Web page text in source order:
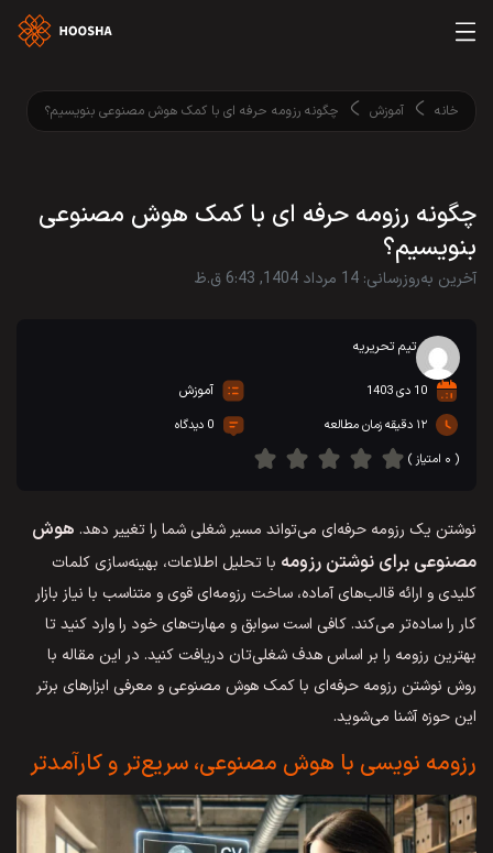
خانه آموزش چگونه رزومه‌ حرفه‌ ای با کمک هوش مصنوعی بنویسیم؟
چگونه رزومه‌ حرفه‌ ای با کمک هوش مصنوعی
بنویسیم؟
آخرین به‌روزرسانی: 14 مرداد 1404, 6:43 ق.ظ
تیم تحریریه
10 دی 1403 آموزش
۱۲ دقیقه زمان مطالعه
0 دیدگاه
( ۰ امتیاز )
نوشتن یک رزومه حرفه‌ای می‌تواند مسیر شغلی شما را تغییر دهد. هوش
مصنوعی برای نوشتن رزومه با تحلیل اطلاعات، بهینه‌سازی کلمات
کلیدی و ارائه قالب‌های آماده، ساخت رزومه‌ای قوی و متناسب با نیاز بازار
کار را ساده‌تر می‌کند. کافی است سوابق و مهارت‌های خود را وارد کنید تا
بهترین رزومه را بر اساس هدف شغلی‌تان دریافت کنید. در این مقاله با
روش نوشتن رزومه حرفه‌ای با کمک هوش مصنوعی و معرفی ابزارهای برتر
این حوزه آشنا می‌شوید.
رزومه نویسی با هوش مصنوعی، سریع‌تر و کارآمدتر